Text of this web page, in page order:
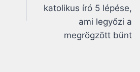
katolikus író 5 lépése,
ami legyőzi a
megrögzött bűnt